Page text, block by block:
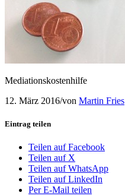
Mediationskostenhilfe
12. März 2016/von Martin Fries
Eintrag teilen
Teilen auf Facebook
Teilen auf X
Teilen auf WhatsApp
Teilen auf LinkedIn
Per E-Mail teilen